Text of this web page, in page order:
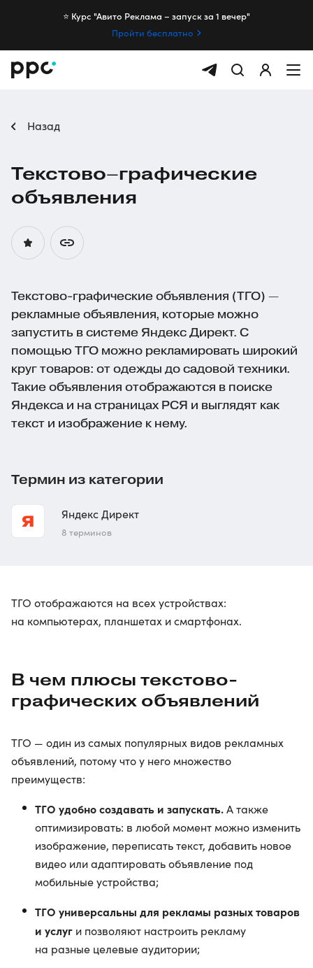
⭐️ Курс "Авито Реклама – запуск за 1 вечер"
Пройти бесплатно
Назад
Текстово–графические
объявления
Текстово-графические объявления (ТГО) —
рекламные объявления, которые можно
запустить в системе Яндекс Директ. С
помощью ТГО можно рекламировать широкий
круг товаров: от одежды до садовой техники.
Такие объявления отображаются в поиске
Яндекса и на страницах РСЯ и выглядят как
текст и изображение к нему.
Термин из категории
Яндекс Директ
8 терминов
ТГО отображаются на всех устройствах:
на компьютерах, планшетах и смартфонах.
В чем плюсы текстово-
графических объявлений
ТГО — один из самых популярных видов рекламных
объявлений, потому что у него множество
преимуществ:
ТГО удобно создавать и запускать.А также
оптимизировать: в любой момент можно изменить
изображение, переписать текст, добавить новое
видео или адаптировать объявление под
мобильные устройства;
ТГО универсальны для рекламы разных товаров
и услуг и позволяют настроить рекламу
на разные целевые аудитории;